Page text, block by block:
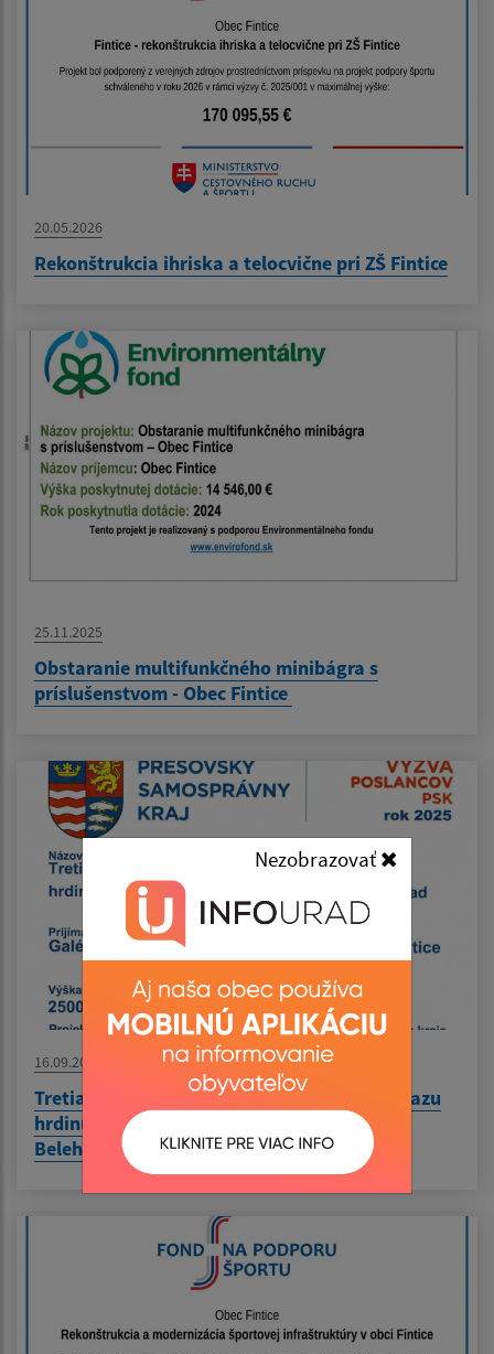
Nezobrazovať
20.05.2026
Rekonštrukcia ihriska a telocvične pri ZŠ Fintice
25.11.2025
Obstaranie multifunkčného minibágra s
príslušenstvom - Obec Fintice
16.09.2025
Tretia etapa reštaurovania barokového obrazu
hrdinu Dessewa na koni pred pevnosťou
Belehrad